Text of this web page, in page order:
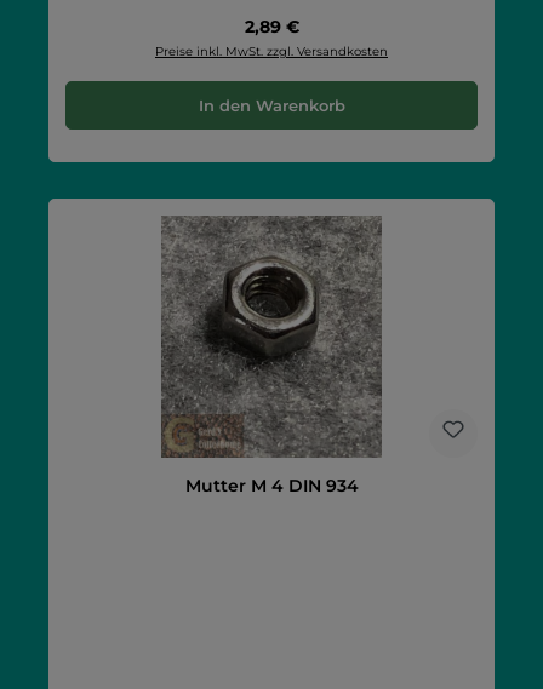
Regulärer Preis:
2,89 €
Preise inkl. MwSt. zzgl. Versandkosten
In den Warenkorb
Mutter M 4 DIN 934